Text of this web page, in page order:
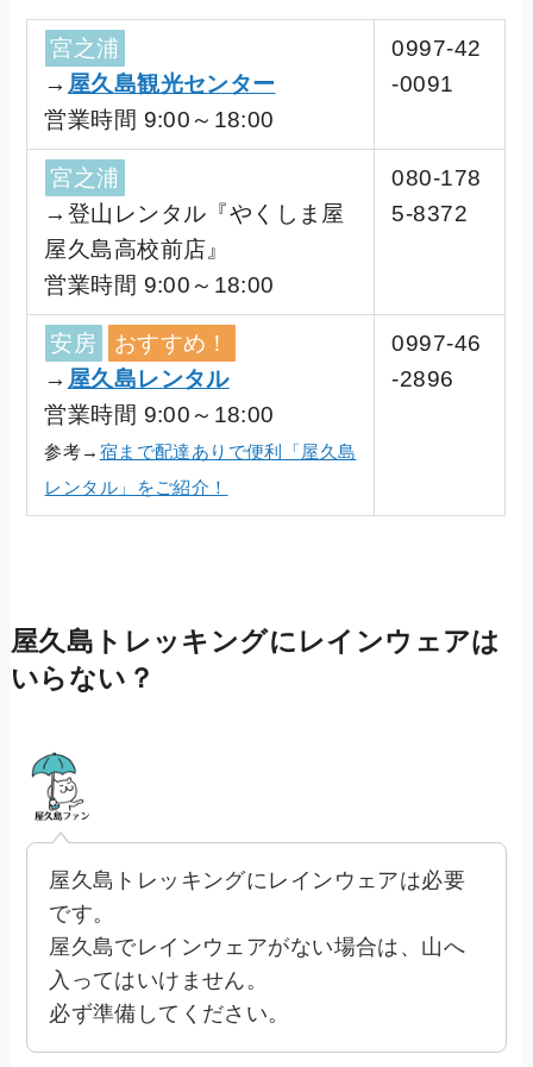
宮之浦
→ 屋久島観光センター
営業時間 9:00～18:00
0997-42
-0091
宮之浦
→登山レンタル『やくしま屋
屋久島高校前店』
営業時間 9:00～18:00
080-178
5-8372
安房
おすすめ！
→ 屋久島レンタル
営業時間 9:00～18:00
参考→ 宿まで配達ありで便利「屋久島
レンタル」をご紹介！
0997-46
-2896
屋久島トレッキングにレインウェアは
いらない？
屋久島トレッキングにレインウェアは必要
です。
屋久島でレインウェアがない場合は、山へ
入ってはいけません。
必ず準備してください。